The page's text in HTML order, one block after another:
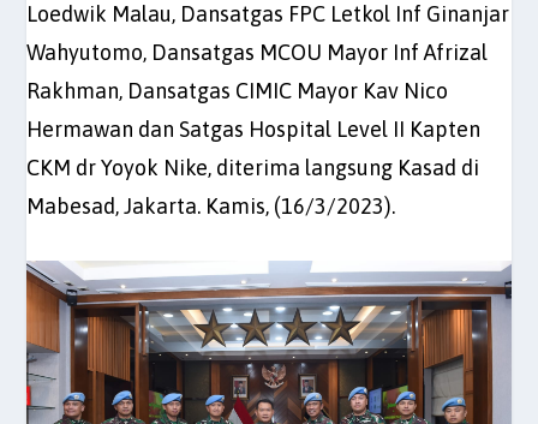
Loedwik Malau, Dansatgas FPC Letkol Inf Ginanjar
Wahyutomo, Dansatgas MCOU Mayor Inf Afrizal
Rakhman, Dansatgas CIMIC Mayor Kav Nico
Hermawan dan Satgas Hospital Level II Kapten
CKM dr Yoyok Nike, diterima langsung Kasad di
Mabesad, Jakarta. Kamis, (16/3/2023).